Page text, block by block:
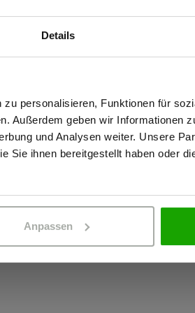
Details
personalisieren, Funktionen für
Außerdem geben wir Informationen
und Analysen weiter. Unsere
Sie ihnen bereitgestellt haben oder
Anpassen
Mit
bei
bleibt
OEKO-
Winddicht
Kein Einsatz
Gewerbetreibender?
bin. Alle Preise werden netto